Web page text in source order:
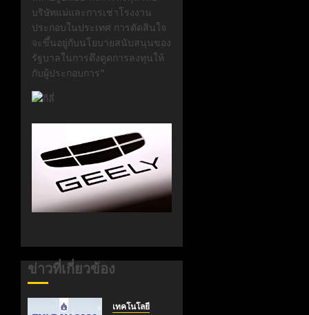
บริษัทแม่และการเช่าโรงงาน
ประกอบในประเทศ การตัดสินใจ
จะขึ้นอยู่กับนโยบายสนับสนุนของ
รัฐบาลในการดึงดูดการลงทุนให้
กับผู้ประกอบการ”
ข่าวที่เกี่ยวข้อง
เทคโนโลยี